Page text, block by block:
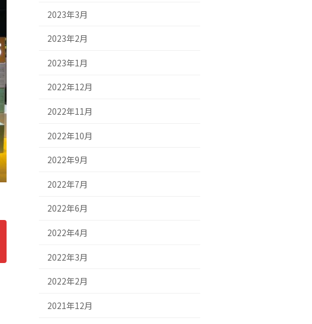
2023年3月
2023年2月
2023年1月
2022年12月
2022年11月
2022年10月
2022年9月
2022年7月
2022年6月
2022年4月
2022年3月
2022年2月
2021年12月